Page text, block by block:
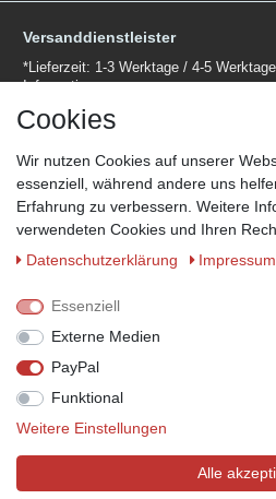
Versanddienstleister
*Lieferzeit: 1-3 Werktage / 4-5
Informationen
Zahlungsmöglichkeiten
Wir behalten uns das Recht vor im
Zahlungsarten auszuschließen.
© Copyright 2026 Marabella´s | Alle
siehe Artikeldetails.
Cookies
Wir nutzen Cookies auf unserer
essenziell, während andere uns
Erfahrung zu verbessern. Weitere
verwendeten Cookies und Ihren
Daten­schutz­erklärung
Impressum
Essenziell
Externe Medien
PayPal
Funktional
Weitere Einstellungen
Alle